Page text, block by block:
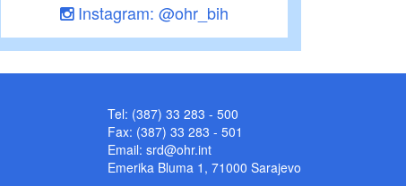
Instagram: @ohr_bih
Tel: (387) 33 283 - 500
Fax: (387) 33 283 - 501
Email: srd@ohr.int
Emerika Bluma 1, 71000 Sarajevo